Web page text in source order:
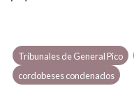
Tribunales de General Pico
cordobeses condenados